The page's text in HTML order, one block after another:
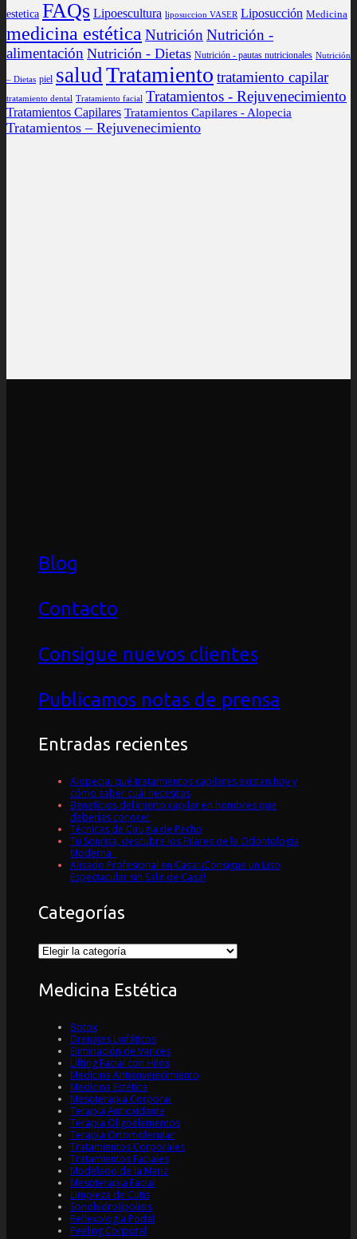
estetica FAQs Lipoescultura liposuccion VASER Liposucción Medicina
medicina estéticaNutrición Nutrición -
alimentación Nutrición - Dietas Nutrición - pautas nutricionales Nutrición
– Dietas piel saludTratamiento tratamiento capilar
tratamiento dental Tratamiento facial Tratamientos - Rejuvenecimiento
Tratamientos Capilares Tratamientos Capilares - Alopecia
Tratamientos – Rejuvenecimiento
Blog
Contacto
Consigue nuevos clientes
Publicamos notas de prensa
Entradas recientes
Alopecia: qué tratamientos capilares existen hoy y
cómo saber cuál necesitas
Beneficios del injerto capilar en hombres que
deberías conocer
Técnicas de Cirugía de Pecho
Tu Sonrisa, descubre los Pilares de la Odontología
Moderna
Alisado Profesional en Casa: ¡Consigue un Liso
Espectacular sin Salir de Casa!
Categorías
Categorías
Medicina Estética
Botox
Drenajes Linfáticos
Eliminación de Varices
Lifting Facial con Hilos
Medicina Antienvejecimiento
Medicina Estética
Mesoterapia Corporal
Terapia Antioxidante
Terapia Oligoelementos
Terapia Ortomolecular
Tratamientos Corporales
Tratamientos Faciales
Modelado de la Nariz
Mesoterapia Facial
Limpieza de Cutis
Sonohidrolipolisis
Reflexología Podal
Peeling Corporal